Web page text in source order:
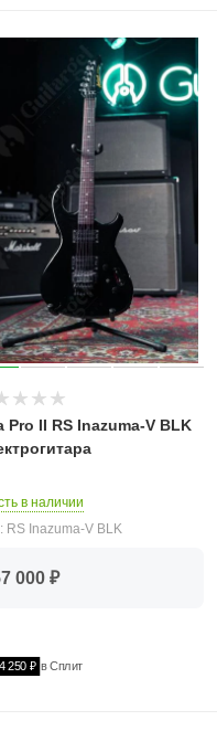
Pro II RS Inazuma-V BLK
в наличии
RS Inazuma-V BLK
000 ₽
250 ₽ в Сплит